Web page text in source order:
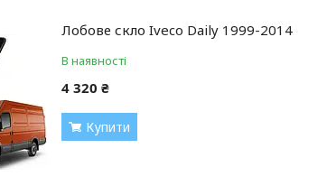
Лобове скло Iveco Daily 1999-2014
В наявності
4 320 ₴
Купити